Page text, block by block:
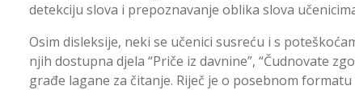
detekciju slova i prepoznavanje oblika slova
Osim disleksije, neki se učenici susreću i s
njih dostupna djela “Priče iz davnine”, “Čudnovate
građe lagane za čitanje. Riječ je o posebnom